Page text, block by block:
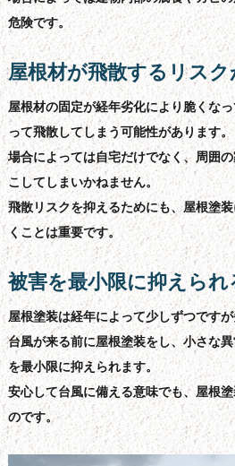
危険です。
屋根材が飛散するリス
屋根材の固定が経年劣化により脆くな
って飛散してしまう可能性があります。
場合によっては自宅だけでなく、周囲
こしてしまいかねません。
飛散リスクを抑えるためにも、屋根塗
くことは重要です。
被害を最小限に抑えられ
屋根塗装は経年によって少しずつです
台風が来る前に屋根塗装をし、小さな
を最小限に抑えられます。
安心して台風に備える意味でも、屋根
のです。